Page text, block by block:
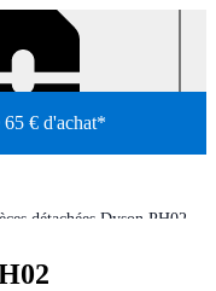
€ d'achat*
détachées Dyson PH02